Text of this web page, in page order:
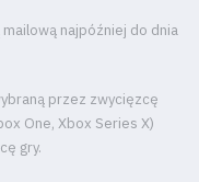
najpóźniej do dnia
przez zwycięzcę
One, Xbox Series X)
gry.